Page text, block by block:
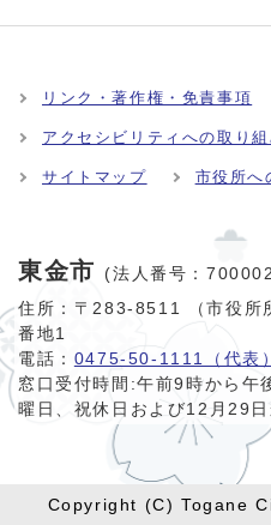
リンク・著作権・免責事項
アクセシビリティへの取り組
サイトマップ 市役所へ
東金市
(法人番号：
住所：〒283-8511 （市役所
番地1
電話： 0475-50-1111（代表）
窓口受付時間:午前9時から午
曜日、祝休日および12月29日
Copyright (C) Togane